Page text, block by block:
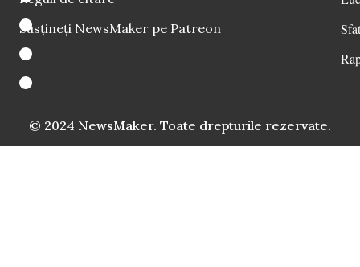
Susțineți NewsMaker pe Patreon
© 2024 NewsMaker. Toate drepturile rezervate.